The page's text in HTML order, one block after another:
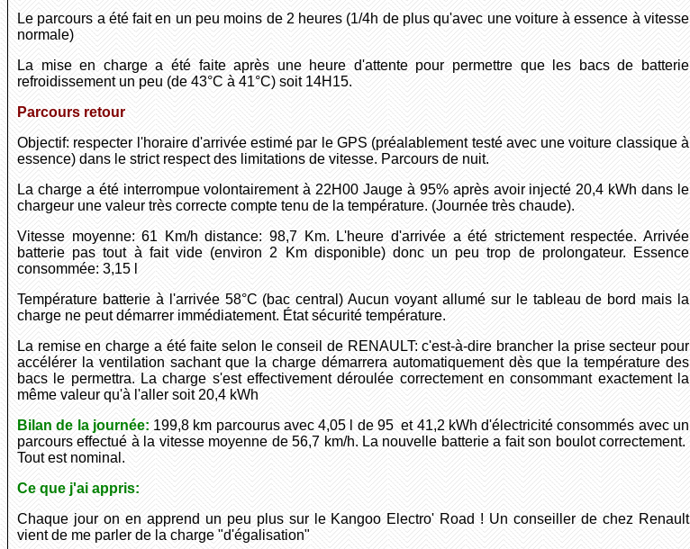
Le parcours a été fait en un peu moins de 2 heures (1/4h de plus qu'avec une voiture à essence à vitesse
normale)
La mise en charge a été faite après une heure d'attente pour permettre que les bacs de batterie
refroidissement un peu (de 43°C à 41°C) soit 14H15.
Parcours retour
Objectif: respecter l'horaire d'arrivée estimé par le GPS (préalablement testé avec une voiture classique à
essence) dans le strict respect des limitations de vitesse. Parcours de nuit.
La charge a été interrompue volontairement à 22H00 Jauge à 95% après avoir injecté 20,4 kWh dans le
chargeur une valeur très correcte compte tenu de la température. (Journée très chaude).
Vitesse moyenne: 61 Km/h distance: 98,7 Km. L'heure d'arrivée a été strictement respectée. Arrivée
batterie pas tout à fait vide (environ 2 Km disponible) donc un peu trop de prolongateur. Essence
consommée: 3,15 l
Température batterie à l'arrivée 58°C (bac central) Aucun voyant allumé sur le tableau de bord mais la
charge ne peut démarrer immédiatement. État sécurité température.
La remise en charge a été faite selon le conseil de RENAULT: c'est-à-dire brancher la prise secteur pour
accélérer la ventilation sachant que la charge démarrera automatiquement dès que la température des
bacs le permettra. La charge s'est effectivement déroulée correctement en consommant exactement la
même valeur qu'à l'aller soit 20,4 kWh
Bilan de la journée: 199,8 km parcourus avec 4,05 l de 95 et 41,2 kWh d'électricité consommés avec un
parcours effectué à la vitesse moyenne de 56,7 km/h. La nouvelle batterie a fait son boulot correctement.
Tout est nominal.
Ce que j'ai appris:
Chaque jour on en apprend un peu plus sur le Kangoo Electro' Road ! Un conseiller de chez Renault
vient de me parler de la charge "d'égalisation"